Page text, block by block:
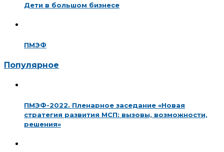
Дети в большом бизнесе
ПМЭФ
Популярное
ПМЭФ-2022. Пленарное заседание «Новая
стратегия развития МСП: вызовы, возможности,
решения»